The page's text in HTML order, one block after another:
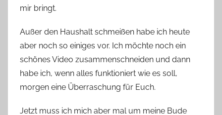
mir bringt.
Außer den Haushalt schmeißen habe ich heute
aber noch so einiges vor. Ich möchte noch ein
schönes Video zusammenschneiden und dann
habe ich, wenn alles funktioniert wie es soll,
morgen eine Überraschung für Euch.
Jetzt muss ich mich aber mal um meine Bude